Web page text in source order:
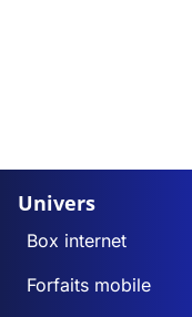
Univers
Box internet
Forfaits mobile